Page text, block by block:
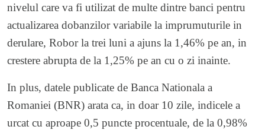
nivelul care va fi utilizat de multe dintre banci pentru
actualizarea dobanzilor variabile la imprumuturile in
derulare, Robor la trei luni a ajuns la 1,46% pe an, in
crestere abrupta de la 1,25% pe an cu o zi inainte.
In plus, datele publicate de Banca Nationala a
Romaniei (BNR) arata ca, in doar 10 zile, indicele a
urcat cu aproape 0,5 puncte procentuale, de la 0,98%